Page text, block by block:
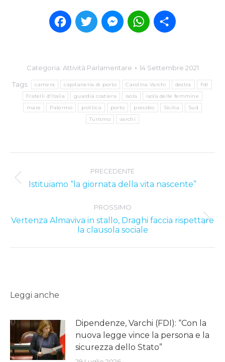
FacebookTwitter MessengerWhatsApp
Categoria: Attività Parlamentare 14 Settembre 2021
Tags: camera capitaneria di porto Carolina Varchi destra
FdI
Fratelli d'Italia
guardia costiera isola
isola delle femmine
mare
Palermo politica porto presidio Sicilia
Sud
Turismo
varchi
navigation
PRECEDENTE
Previous
Istituiamo “la giornata della vita nascente”
PROSSIMO
Next
post:
Vertenza Almaviva in stallo, Draghi faccia rispettare
la clausola sociale
Leggi anche
Dipendenze, Varchi (FDI): “Con la
nuova legge vince la persona e la
sicurezza dello Stato”